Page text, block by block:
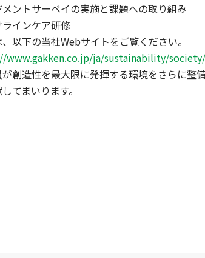
ントサーベイの実施と課題への取り組み
インケア研修
以下の当社Webサイトをご覧ください。
www.gakken.co.jp/ja/sustainability/
創造性を最大限に発揮する環境をさらに整
てまいります。